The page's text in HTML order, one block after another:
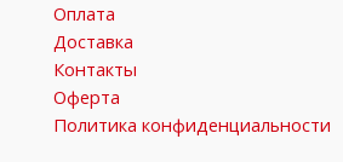
Оплата
Доставка
Контакты
Оферта
Политика конфиденциальности